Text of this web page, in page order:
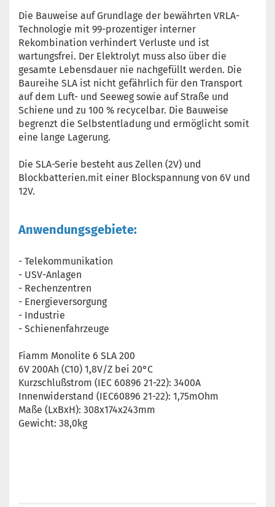
Die Bauweise auf Grundlage der bewährten VRLA-
Technologie mit 99-prozentiger interner
Rekombination verhindert Verluste und ist
wartungsfrei. Der Elektrolyt muss also über die
gesamte Lebensdauer nie nachgefüllt werden. Die
Baureihe SLA ist nicht gefährlich für den Transport
auf dem Luft- und Seeweg sowie auf Straße und
Schiene und zu 100 % recycelbar. Die Bauweise
begrenzt die Selbstentladung und ermöglicht somit
eine lange Lagerung.
Die SLA-Serie besteht aus Zellen (2V) und
Blockbatterien.mit einer Blockspannung von 6V und
12V.
Anwendungsgebiete:
- Telekommunikation
- USV-Anlagen
- Rechenzentren
- Energieversorgung
- Industrie
- Schienenfahrzeuge
Fiamm Monolite 6 SLA 200
6V 200Ah (C10) 1,8V/Z bei 20°C
Kurzschlußstrom (IEC 60896 21-22): 3400A
Innenwiderstand (IEC60896 21-22): 1,75mOhm
Maße (LxBxH): 308x174x243mm
Gewicht: 38,0kg